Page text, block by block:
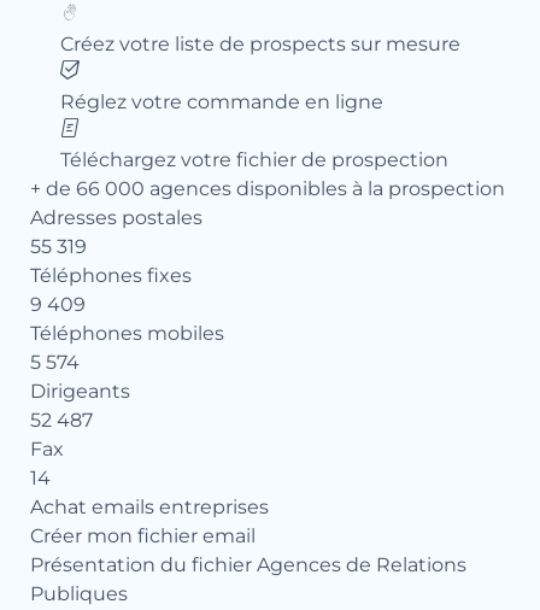
Créez votre liste de prospects sur mesure
Réglez votre commande en ligne
Téléchargez votre fichier de prospection
+ de 66 000 agences disponibles à la prospection
Adresses postales
55 319
Téléphones fixes
9 409
Téléphones mobiles
5 574
Dirigeants
52 487
Fax
14
Achat emails entreprises
Créer mon fichier email
Présentation du fichier Agences de Relations
Publiques